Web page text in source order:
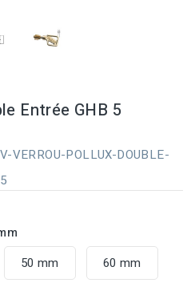
Entrée GHB 5
VERROU-POLLUX-DOUBLE-
50 mm 60 mm